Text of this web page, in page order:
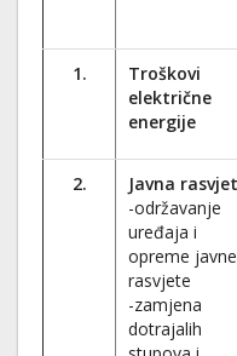
1.
Troškovi
električne
energije
2.
Javna
-održavanje
uređaja i
opreme javne
rasvjete
-zamjena
dotrajalih